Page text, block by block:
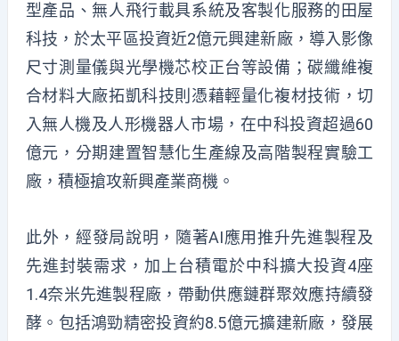
型產品、無人飛行載具系統及客製化服務的田屋
科技，於太平區投資近2億元興建新廠，導入影像
尺寸測量儀與光學機芯校正台等設備；碳纖維複
合材料大廠拓凱科技則憑藉輕量化複材技術，切
入無人機及人形機器人市場，在中科投資超過60
億元，分期建置智慧化生產線及高階製程實驗工
廠，積極搶攻新興產業商機。
此外，經發局說明，隨著AI應用推升先進製程及
先進封裝需求，加上台積電於中科擴大投資4座
1.4奈米先進製程廠，帶動供應鏈群聚效應持續發
酵。包括鴻勁精密投資約8.5億元擴建新廠，發展